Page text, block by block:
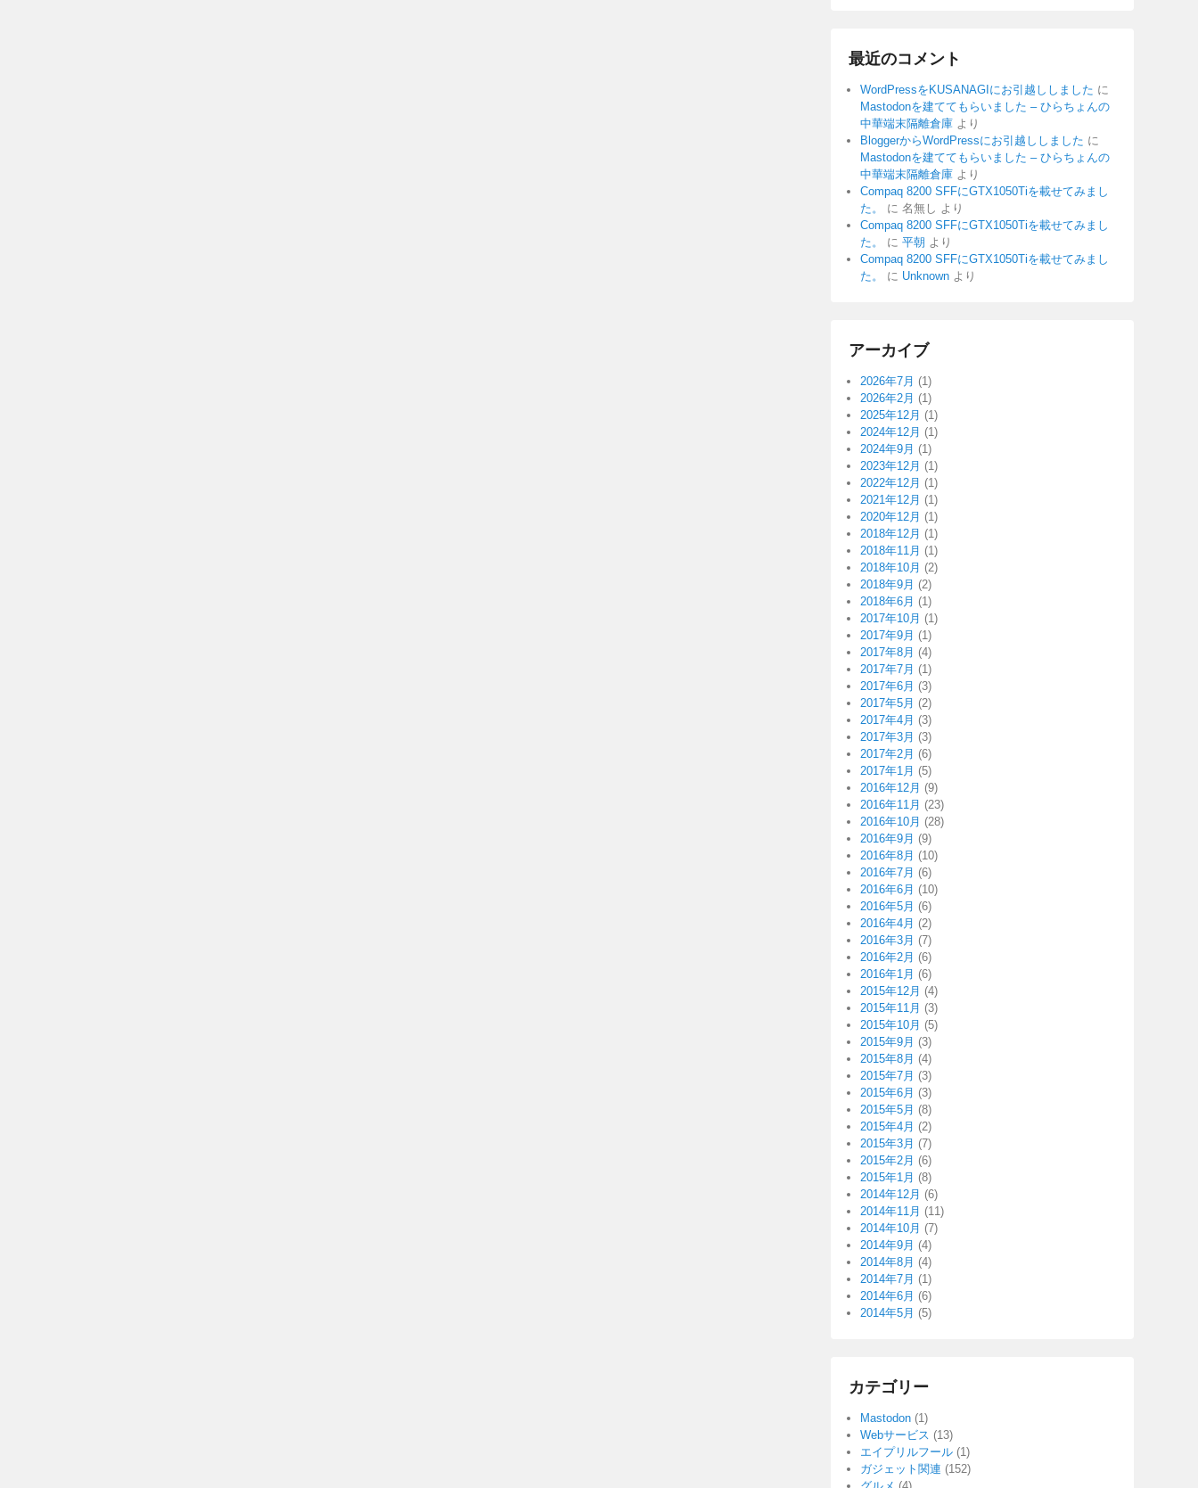
最近のコメント
WordPressをKUSANAGIにお引越ししました に
Mastodonを建ててもらいました – ひらちょんの
中華端末隔離倉庫 より
BloggerからWordPressにお引越ししました に
Mastodonを建ててもらいました – ひらちょんの
中華端末隔離倉庫 より
Compaq 8200 SFFにGTX1050Tiを載せてみまし
た。
に 名無し より
Compaq 8200 SFFにGTX1050Tiを載せてみまし
た。
に 平朝 より
Compaq 8200 SFFにGTX1050Tiを載せてみまし
た。
に Unknown より
アーカイブ
2026年7月 (1)
2026年2月 (1)
2025年12月 (1)
2024年12月 (1)
2024年9月 (1)
2023年12月 (1)
2022年12月 (1)
2021年12月 (1)
2020年12月 (1)
2018年12月 (1)
2018年11月 (1)
2018年10月 (2)
2018年9月 (2)
2018年6月 (1)
2017年10月 (1)
2017年9月 (1)
2017年8月 (4)
2017年7月 (1)
2017年6月 (3)
2017年5月 (2)
2017年4月 (3)
2017年3月 (3)
2017年2月 (6)
2017年1月 (5)
2016年12月 (9)
2016年11月 (23)
2016年10月 (28)
2016年9月 (9)
2016年8月 (10)
2016年7月 (6)
2016年6月 (10)
2016年5月 (6)
2016年4月 (2)
2016年3月 (7)
2016年2月 (6)
2016年1月 (6)
2015年12月 (4)
2015年11月 (3)
2015年10月 (5)
2015年9月 (3)
2015年8月 (4)
2015年7月 (3)
2015年6月 (3)
2015年5月 (8)
2015年4月 (2)
2015年3月 (7)
2015年2月 (6)
2015年1月 (8)
2014年12月 (6)
2014年11月 (11)
2014年10月 (7)
2014年9月 (4)
2014年8月 (4)
2014年7月 (1)
2014年6月 (6)
2014年5月 (5)
カテゴリー
Mastodon (1)
Webサービス (13)
エイプリルフール (1)
ガジェット関連 (152)